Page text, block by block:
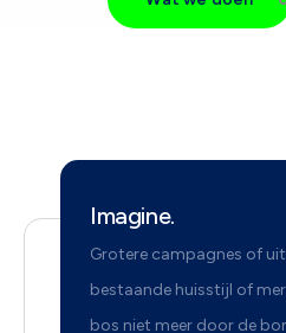
Imagine.
Grotere campagnes of
bestaande huisstijl of
bos niet meer door de